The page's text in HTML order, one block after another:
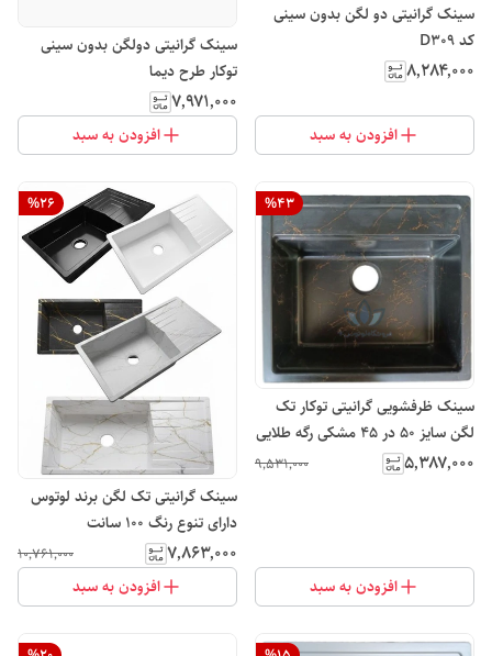
سینک گرانیتی دو لگن بدون سینی
کد D309
۸٬۲۸۴٬۰۰۰
افزودن به سبد
سینک گرانیتی دولگن بدون سینی
توکار طرح دیما
۷٬۹۷۱٬۰۰۰
افزودن به سبد
%43
سینک ظرفشویی گرانیتی توکار تک
لگن سایز 50 در 45 مشکی رگه طلایی
لوتوس
۵٬۳۸۷٬۰۰۰ ۹٬۵۳۱٬۰۰۰
افزودن به سبد
%26
سینک گرانیتی تک لگن برند لوتوس
دارای تنوع رنگ 100 سانت
۷٬۸۶۳٬۰۰۰ ۱۰٬۷۶۱٬۰۰۰
افزودن به سبد